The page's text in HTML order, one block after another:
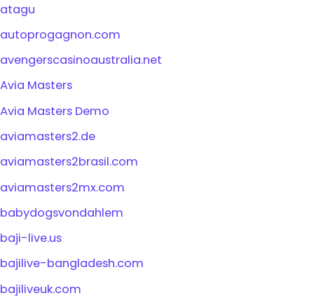
atagu
autoprogagnon.com
avengerscasinoaustralia.net
Avia Masters
Avia Masters Demo
aviamasters2.de
aviamasters2brasil.com
aviamasters2mx.com
babydogsvondahlem
baji-live.us
bajilive-bangladesh.com
bajiliveuk.com